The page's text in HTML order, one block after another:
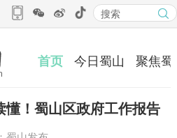
首页 今日蜀山 聚焦蜀
懂！蜀山区政府工作报告